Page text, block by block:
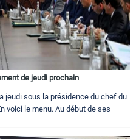
de jeudi prochain
jeudi sous la présidence du chef du
voici le menu. Au début de ses